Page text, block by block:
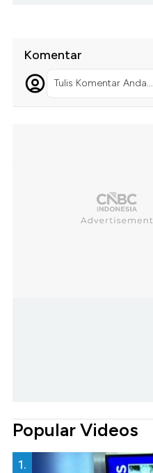
Komentar
Tulis Komentar Anda...
Popular Videos
1.